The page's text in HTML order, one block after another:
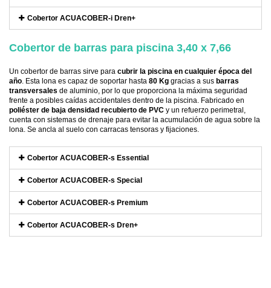
Cobertor ACUACOBER-i Dren+
Cobertor de barras para piscina 3,40 x 7,66
Un cobertor de barras sirve para cubrir la piscina en cualquier época del
año . Esta lona es capaz de soportar hasta 80 Kg gracias a sus barras
transversales de aluminio, por lo que proporciona la máxima seguridad
frente a posibles caídas accidentales dentro de la piscina. Fabricado en
poliéster de baja densidad recubierto de PVC y un refuerzo perimetral,
cuenta con sistemas de drenaje para evitar la acumulación de agua sobre la
lona. Se ancla al suelo con carracas tensoras y fijaciones.
Cobertor ACUACOBER-s Essential
Cobertor ACUACOBER-s Special
Cobertor ACUACOBER-s Premium
Cobertor ACUACOBER-s Dren+